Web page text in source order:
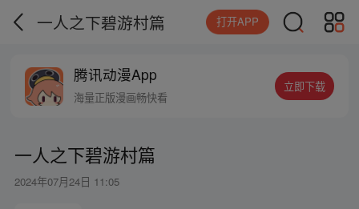
一人之下碧游村篇 打开APP
腾讯动漫App
海量正版漫画畅快看
立即下载
一人之下碧游村篇
2024年07月24日 11:05